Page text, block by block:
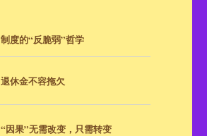
制度的“反脆弱”哲学
退休金不容拖欠
“因果”无需改变，只需转变